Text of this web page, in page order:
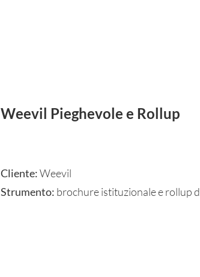
Weevil Pieghevole e Rollup
Cliente:Weevil
Strumento: brochure istituzionale e rollup